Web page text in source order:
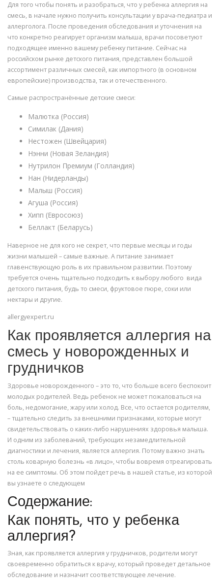
Для того чтобы понять и разобраться, что у ребенка аллергия на
смесь, в начале нужно получить консультации у врача-педиатра и
аллерголога. После проведения обследования и уточнения на
что конкретно реагирует организм малыша, врачи посоветуют
подходящее именно вашему ребенку питание. Сейчас на
российском рынке детского питания, представлен большой
ассортимент различных смесей, как импортного (в основном
европейские) производства, так и отечественного.
Самые распространённые детские смеси:
Малютка (Россия)
Симилак (Дания)
Нестожен (Швейцария)
Нэнни (Новая Зеландия)
Нутрилон Премиум (Голландия)
Нан (Нидерланды)
Малыш (Россия)
Агуша (Россия)
Хипп (Евросоюз)
Беллакт (Беларусь)
Наверное не для кого не секрет, что первые месяцы и годы
жизни малышей – самые важные. А питание занимает
главенствующую роль в их правильном развитии. Поэтому
требуется очень тщательно подходить к выбору любого вида
детского питания, будь то смеси, фруктовое пюре, соки или
нектары и другие.
allergyexpert.ru
Как проявляется аллергия на
смесь у новорожденных и
грудничков
Здоровье новорожденного – это то, что больше всего беспокоит
молодых родителей. Ведь ребенок не может пожаловаться на
боль, недомогание, жару или холод. Все, что остается родителям,
– тщательно следить за внешними признаками, которые могут
свидетельствовать о каких-либо нарушениях здоровья малыша.
И одним из заболеваний, требующих незамедлительной
диагностики и лечения, является аллергия. Потому важно знать
столь коварную болезнь «в лицо», чтобы вовремя отреагировать
на ее симптомы. Об этом пойдет речь в нашей статье, из которой
вы узнаете о следующем
Содержание:
Как понять, что у ребенка
аллергия?
Зная, как проявляется аллергия у грудничков, родители могут
своевременно обратиться к врачу, который проведет детальное
обследование и назначит соответствующее лечение.